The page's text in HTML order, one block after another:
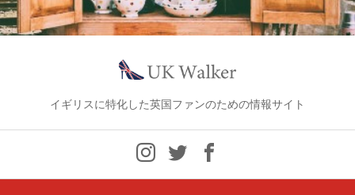
イギリスに特化した英国ファンのための情報サイト